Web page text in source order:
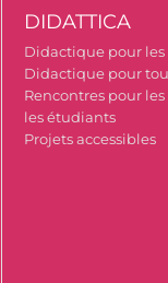
DIDATTICA
Didactique pour les
Didactique pour
Rencontres pour
les étudiants
Projets accessibles